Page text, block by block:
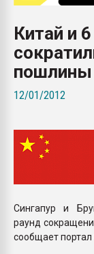
Китай и
12/01/2012
Сингапур и
раунд
сообщает портал